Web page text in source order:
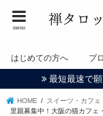
menu
はじめての方へ プ
最短最速で
HOME
スイーツ・カフェ
里親募集中！大阪の猫カフェ